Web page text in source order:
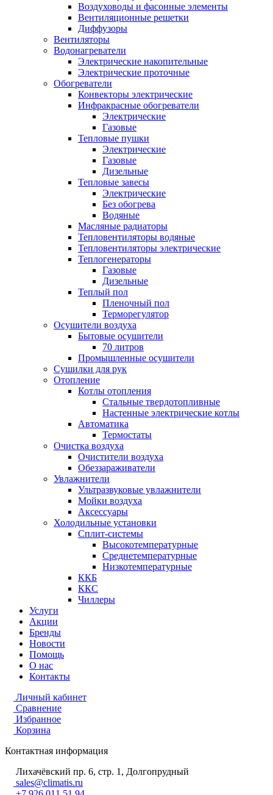
Воздуховоды и фасонные элементы
Вентиляционные решетки
Диффузоры
Вентиляторы
Водонагреватели
Электрические накопительные
Электрические проточные
Обогреватели
Конвекторы электрические
Инфракрасные обогреватели
Электрические
Газовые
Тепловые пушки
Электрические
Газовые
Дизельные
Тепловые завесы
Электрические
Без обогрева
Водяные
Масляные радиаторы
Тепловентиляторы водяные
Тепловентиляторы электрические
Теплогенераторы
Газовые
Дизельные
Теплый пол
Пленочный пол
Терморегулятор
Осушители воздуха
Бытовые осушители
70 литров
Промышленные осушители
Сушилки для рук
Отопление
Котлы отопления
Стальные твердотопливные
Настенные электрические котлы
Автоматика
Термостаты
Очистка воздуха
Очистители воздуха
Обеззараживатели
Увлажнители
Ультразвуковые увлажнители
Мойки воздуха
Аксессуары
Холодильные установки
Сплит-системы
Высокотемпературные
Среднетемпературные
Низкотемпературные
ККБ
ККС
Чиллеры
Услуги
Акции
Бренды
Новости
Помощь
О нас
Контакты
Личный кабинет
Сравнение
Избранное
Корзина
Контактная информация
Лихачёвский пр. 6, стр. 1, Долгопрудный
sales@climatis.ru